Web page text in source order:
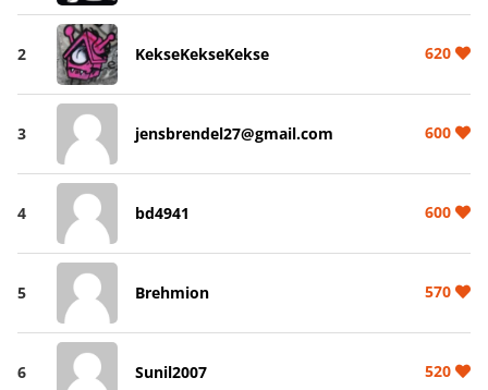
2 KekseKekseKekse 620
3 jensbrendel27@gmail.com 600
4 bd4941 600
5 Brehmion 570
6 Sunil2007 520